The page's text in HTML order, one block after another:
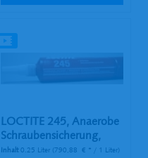
LOCTITE 245, Anaerobe
Schraubensicherung,
250...
Inhalt0.25 Liter (790,88 € * / 1 Liter)